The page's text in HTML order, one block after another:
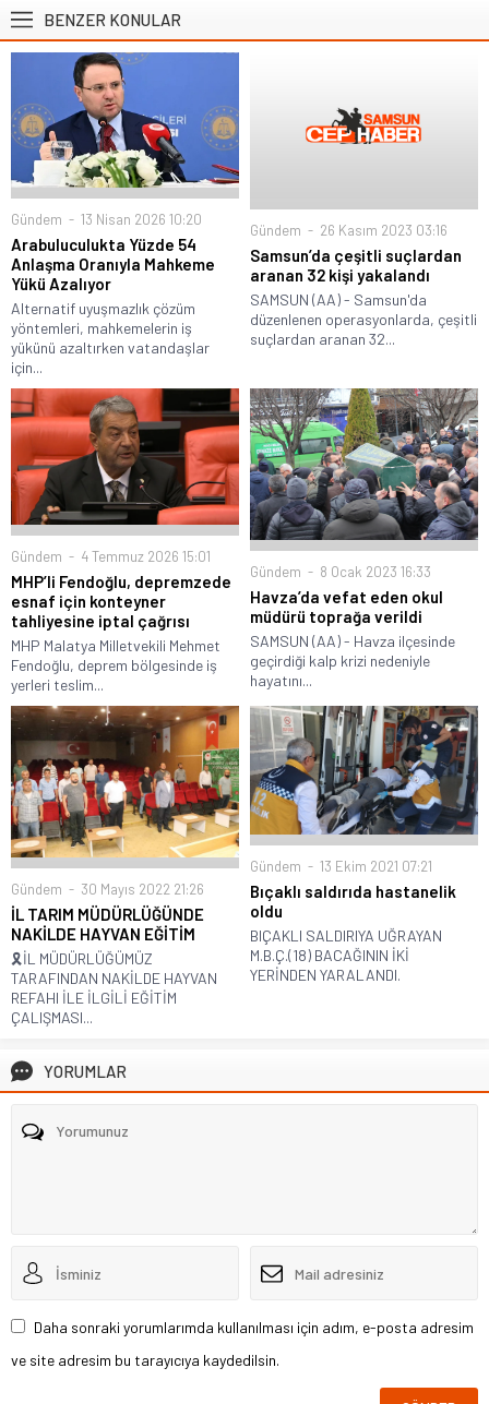
BENZER KONULAR
Gündem 13 Nisan 2026 10:20
Arabuluculukta Yüzde 54
Anlaşma Oranıyla Mahkeme
Yükü Azalıyor
Alternatif uyuşmazlık çözüm
yöntemleri, mahkemelerin iş
yükünü azaltırken vatandaşlar
için...
Gündem 26 Kasım 2023 03:16
Samsun’da çeşitli suçlardan
aranan 32 kişi yakalandı
SAMSUN (AA) - Samsun'da
düzenlenen operasyonlarda, çeşitli
suçlardan aranan 32...
Gündem 4 Temmuz 2026 15:01
MHP’li Fendoğlu, depremzede
esnaf için konteyner
tahliyesine iptal çağrısı
MHP Malatya Milletvekili Mehmet
Fendoğlu, deprem bölgesinde iş
yerleri teslim...
Gündem 8 Ocak 2023 16:33
Havza’da vefat eden okul
müdürü toprağa verildi
SAMSUN (AA) - Havza ilçesinde
geçirdiği kalp krizi nedeniyle
hayatını...
Gündem 30 Mayıs 2022 21:26
İL TARIM MÜDÜRLÜĞÜNDE
NAKİLDE HAYVAN EĞİTİM
🎗İL MÜDÜRLÜĞÜMÜZ
TARAFINDAN NAKİLDE HAYVAN
REFAHI İLE İLGİLİ EĞİTİM
ÇALIŞMASI...
Gündem 13 Ekim 2021 07:21
Bıçaklı saldırıda hastanelik
oldu
BIÇAKLI SALDIRIYA UĞRAYAN
M.B.Ç.(18) BACAĞININ İKİ
YERİNDEN YARALANDI.
YORUMLAR
Daha sonraki yorumlarımda kullanılması için adım, e-posta adresim
ve site adresim bu tarayıcıya kaydedilsin.